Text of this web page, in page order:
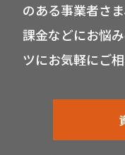
のある事業者さ
課金などにお悩
ツにお気軽にご相